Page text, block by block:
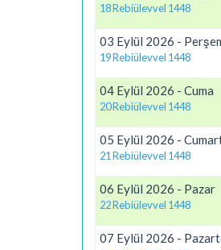
18 Rebiülevvel 1448
03 Eylül 2026 -
19 Rebiülevvel 1448
04 Eylül 2026 - Cuma
20 Rebiülevvel 1448
05 Eylül 2026 -
21 Rebiülevvel 1448
06 Eylül 2026 - Pazar
22 Rebiülevvel 1448
07 Eylül 2026 -